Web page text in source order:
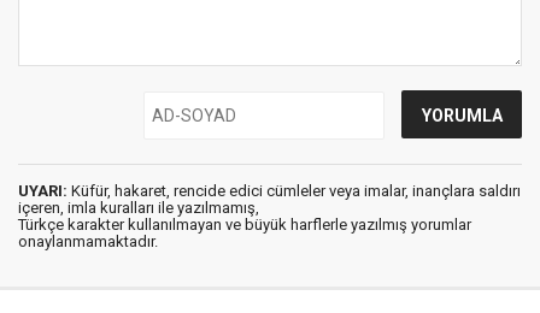
UYARI: Küfür, hakaret, rencide edici cümleler veya imalar, inançlara saldırı
içeren, imla kuralları ile yazılmamış,
Türkçe karakter kullanılmayan ve büyük harflerle yazılmış yorumlar
onaylanmamaktadır.